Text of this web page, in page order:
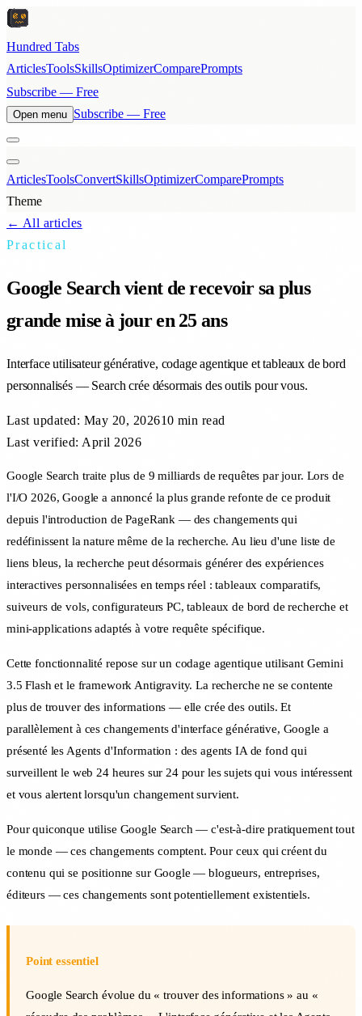
Hundred Tabs
ArticlesToolsSkillsOptimizerComparePrompts
Subscribe — Free
Open menu Subscribe — Free
ArticlesToolsConvertSkillsOptimizerComparePrompts
Theme
← All articles
Practical
Google Search vient de recevoir sa plus
grande mise à jour en 25 ans
Interface utilisateur générative, codage agentique et tableaux de bord
personnalisés — Search crée désormais des outils pour vous.
Last updated: May 20, 202610 min read
Last verified: April 2026
Google Search traite plus de 9 milliards de requêtes par jour. Lors de
l'I/O 2026, Google a annoncé la plus grande refonte de ce produit
depuis l'introduction de PageRank — des changements qui
redéfinissent la nature même de la recherche. Au lieu d'une liste de
liens bleus, la recherche peut désormais générer des expériences
interactives personnalisées en temps réel : tableaux comparatifs,
suiveurs de vols, configurateurs PC, tableaux de bord de recherche et
mini-applications adaptés à votre requête spécifique.
Cette fonctionnalité repose sur un codage agentique utilisant Gemini
3.5 Flash et le framework Antigravity. La recherche ne se contente
plus de trouver des informations — elle crée des outils. Et
parallèlement à ces changements d'interface générative, Google a
présenté les Agents d'Information : des agents IA de fond qui
surveillent le web 24 heures sur 24 pour les sujets qui vous intéressent
et vous alertent lorsqu'un changement survient.
Pour quiconque utilise Google Search — c'est-à-dire pratiquement tout
le monde — ces changements comptent. Pour ceux qui créent du
contenu qui se positionne sur Google — blogueurs, entreprises,
éditeurs — ces changements sont potentiellement existentiels.
Point essentiel
Google Search évolue du « trouver des informations » au «